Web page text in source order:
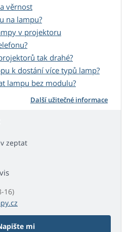
věrnost
na lampu?
v projektoru
tak drahé?
k dostání více typů lamp?
lampu bez modulu?
Další užitečné informace
zeptat
16)
mi